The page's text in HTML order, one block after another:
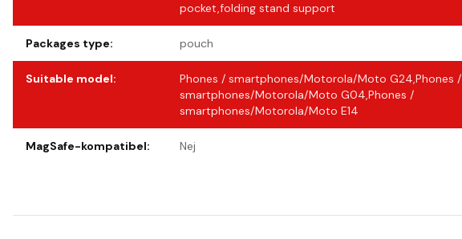
pocket,folding stand support
Packages type: pouch
Suitable model:
Phones / smartphones/Motorola/Moto G24,Phones /
smartphones/Motorola/Moto G04,Phones /
smartphones/Motorola/Moto E14
MagSafe-kompatibel: Nej